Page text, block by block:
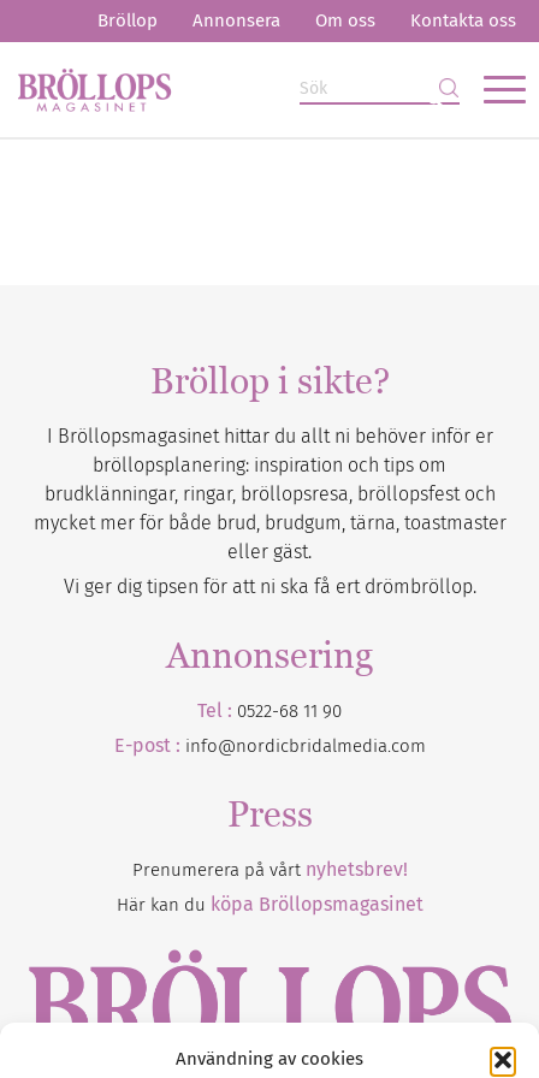
Användning av cookies
Bröllop Annonsera Om oss Kontakta oss
Bröllop i sikte?
I Bröllopsmagasinet hittar du allt ni behöver inför er
bröllopsplanering: inspiration och tips om
brudklänningar, ringar, bröllopsresa, bröllopsfest och
mycket mer för både brud, brudgum, tärna, toastmaster
eller gäst.
Vi ger dig tipsen för att ni ska få ert drömbröllop.
Annonsering
Tel : 0522-68 11 90
E-post : info@nordicbridalmedia.com
Press
Prenumerera på vårt nyhetsbrev!
Här kan du köpa Bröllopsmagasinet